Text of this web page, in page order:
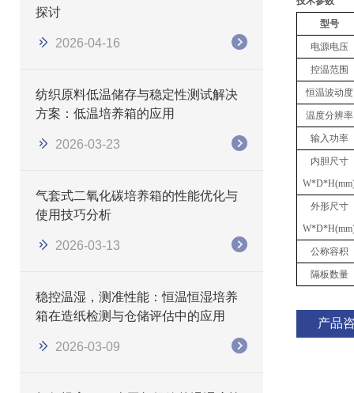
探讨
2026-04-16
纺织原料低温储存与稳定性测试解决
方案：低温培养箱的应用
2026-03-23
气套式二氧化碳培养箱的性能优化与
使用技巧分析
2026-03-13
稳控温湿，测准性能：恒温恒湿培养
箱在造纸检测与仓储评估中的应用
2026-03-09
型号
电源电压
控温范围
恒温波动度
温度分辨率
输入功率
内胆尺寸
外形尺寸
公称容积
隔板数量
产品